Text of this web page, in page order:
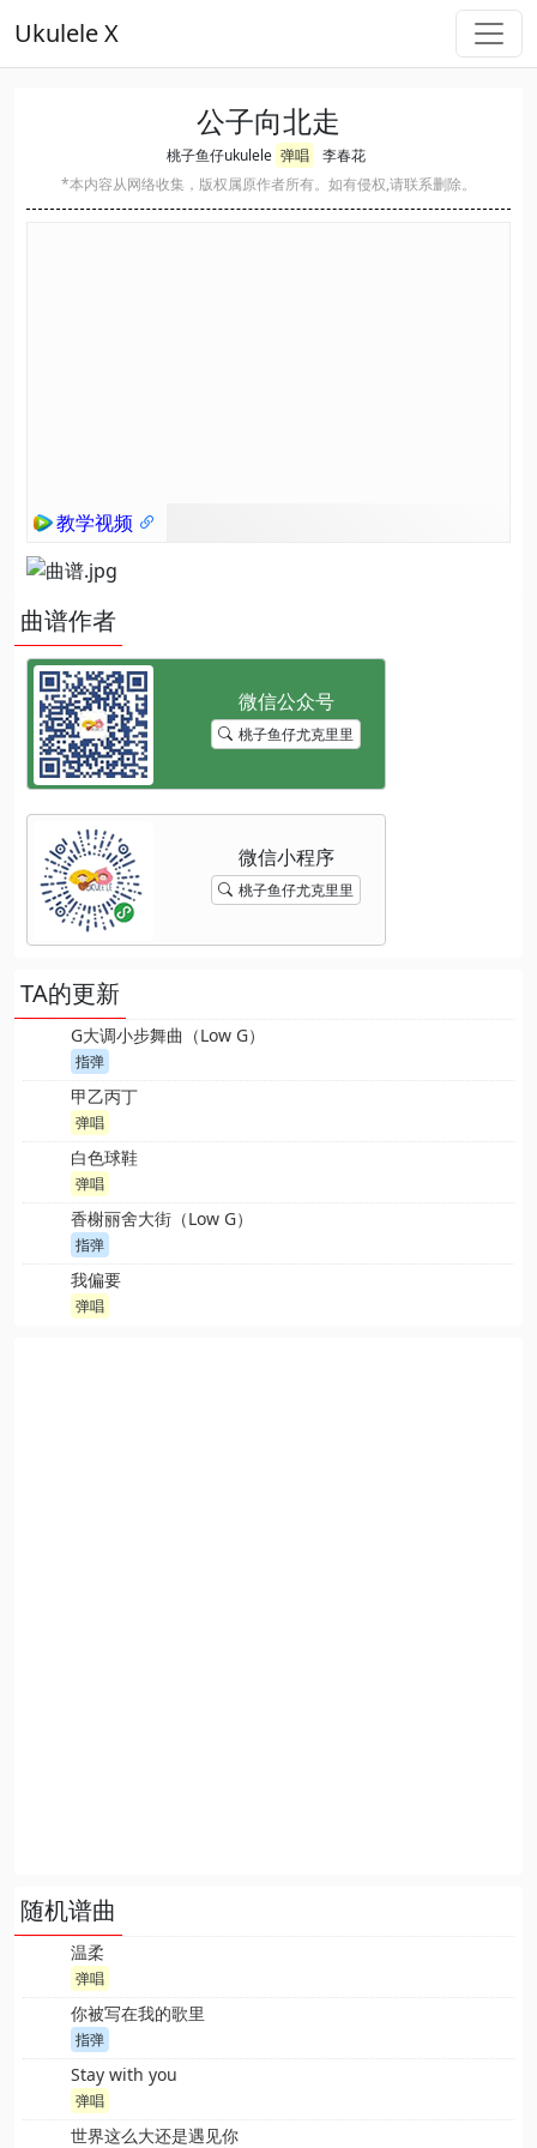
Ukulele X
公子向北走
桃子鱼仔ukulele 弹唱
李春花
*本内容从网络收集，版权属原作者所有。如有侵权,请联系删除。
教学视频
曲谱作者
桃子鱼仔尤克里里
桃子鱼仔尤克里里
TA的更新
G大调小步舞曲（Low G）
指弹
甲乙丙丁
弹唱
白色球鞋
弹唱
香榭丽舍大街（Low G）
指弹
我偏要
弹唱
随机谱曲
温柔
弹唱
你被写在我的歌里
指弹
Stay with you
弹唱
世界这么大还是遇见你